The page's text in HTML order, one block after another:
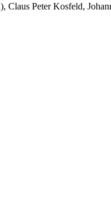
Claus Peter Kosfeld,